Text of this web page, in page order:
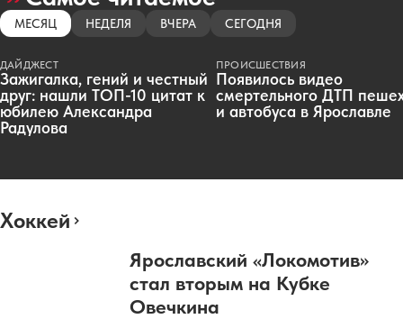
МЕСЯЦ НЕДЕЛЯ ВЧЕРА СЕГОДНЯ
ДАЙДЖЕСТ
Зажигалка, гений и честный
друг: нашли ТОП-10 цитат к
юбилею Александра
Радулова
ПРОИСШЕСТВИЯ
Появилось видео
смертельного ДТП
и автобуса в Ярославле
Хоккей
Ярославский «Локомотив»
стал вторым на Кубке
Овечкина